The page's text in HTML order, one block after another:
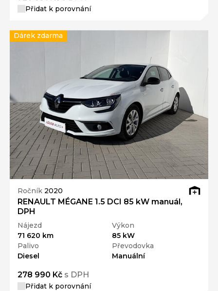
Přidat k porovnání
Ročník 2020
RENAULT MÉGANE 1.5 DCI 85 kW manuál,
DPH
Nájezd
71 620 km
Výkon
85 kW
Palivo
Diesel
Převodovka
Manuální
278 990 Kč s DPH
Přidat k porovnání
Dárek zdarma